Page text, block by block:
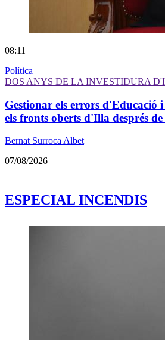
08:11
Política
DOS ANYS DE LA INVESTIDURA
Gestionar els errors d'Educació
els fronts oberts d'Illa després
Bernat Surroca Albet
07/08/2026
ESPECIAL INCENDIS